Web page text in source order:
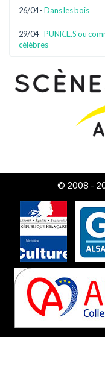
26/04 -Dans les bois
29/04 -PUNK.E.S ou
célèbres
© 2008 -